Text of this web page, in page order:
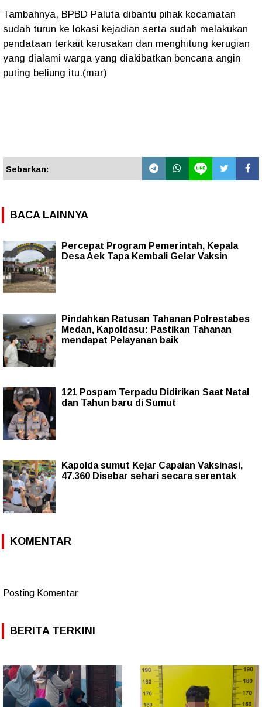
Tambahnya, BPBD Paluta dibantu pihak kecamatan
sudah turun ke lokasi kejadian serta sudah melakukan
pendataan terkait kerusakan dan menghitung kerugian
yang dialami warga yang diakibatkan bencana angin
puting beliung itu.(mar)
Sebarkan:
BACA LAINNYA
Percepat Program Pemerintah, Kepala
Desa Aek Tapa Kembali Gelar Vaksin
Pindahkan Ratusan Tahanan Polrestabes
Medan, Kapoldasu: Pastikan Tahanan
mendapat Pelayanan baik
121 Pospam Terpadu Didirikan Saat Natal
dan Tahun baru di Sumut
Kapolda sumut Kejar Capaian Vaksinasi,
47.360 Disebar sehari secara serentak
KOMENTAR
Posting Komentar
BERITA TERKINI